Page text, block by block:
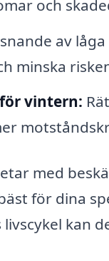
och
av
minska
vintern:
med
för dina
kan